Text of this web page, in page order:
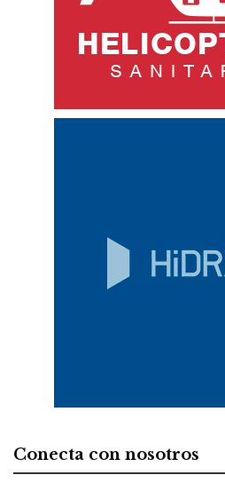
Conecta con nosotros